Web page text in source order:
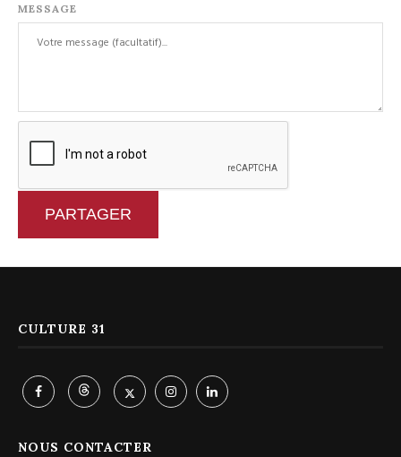
MESSAGE
PARTAGER
CULTURE 31
NOUS CONTACTER